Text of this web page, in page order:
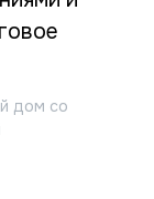
дом со